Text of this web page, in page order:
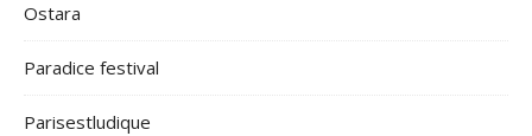
Ostara
Paradice festival
Parisestludique